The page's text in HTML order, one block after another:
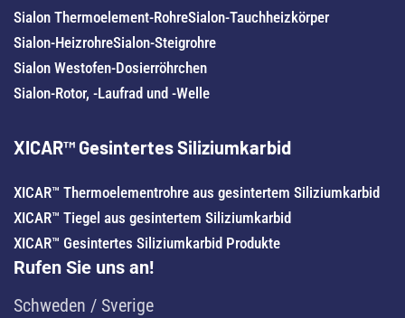
Sialon Thermoelement-RohreSialon-Tauchheizkörper
Sialon-HeizrohreSialon-Steigrohre
Sialon Westofen-Dosierröhrchen
Sialon-Rotor, -Laufrad und -Welle
XICAR™ Gesintertes Siliziumkarbid
XICAR™ Thermoelementrohre aus gesintertem Siliziumkarbid
XICAR™ Tiegel aus gesintertem Siliziumkarbid
XICAR™ Gesintertes Siliziumkarbid Produkte
Rufen Sie uns an!
Schweden / Sverige